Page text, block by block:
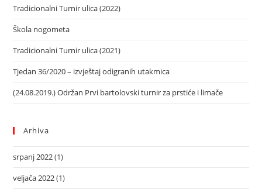
Tradicionalni Turnir ulica (2022)
Škola nogometa
Tradicionalni Turnir ulica (2021)
Tjedan 36/2020 – izvještaj odigranih utakmica
(24.08.2019.) Održan Prvi bartolovski turnir za prstiće i limače
Arhiva
srpanj 2022(1)
veljača 2022(1)